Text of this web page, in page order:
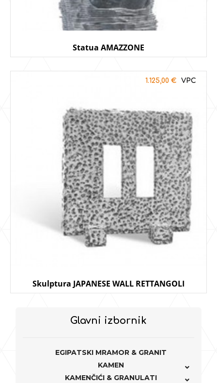
Statua AMAZZONE
Skulptura JAPANESE WALL RETTANGOLI
1.125,00 €
Glavni izbornik
EGIPATSKI MRAMOR & GRANIT
KAMEN
KAMENČIĆI & GRANULATI